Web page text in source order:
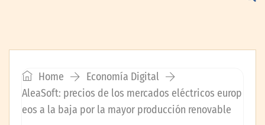
Home
Economía Digital
AleaSoft: precios de los mercados eléctricos europ
eos a la baja por la mayor producción renovable